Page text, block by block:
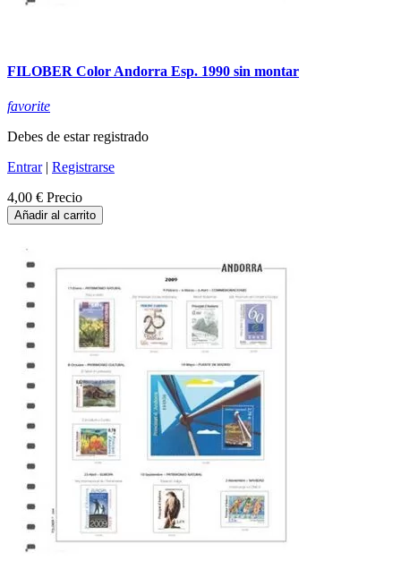
FILOBER Color Andorra Esp. 1990 sin montar
favorite
Debes de estar registrado
Entrar| Registrarse
4,00 € Precio
Añadir al carrito